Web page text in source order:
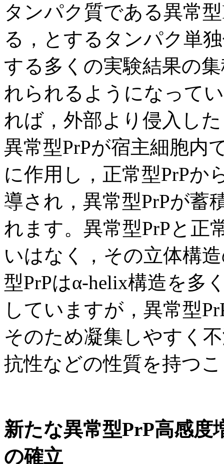
タンパク質である異常
る，とするタンパク単
する多くの実験結果の
れられるようになって
れば，外部より侵入し
異常型PrPが宿主細胞内
に作用し，正常型PrPか
導され，異常型PrPが蓄
れます。異常型PrPと正
いはなく，その立体構
型PrPはα-helix構造を多
していますが，異常型
そのため凝集しやすく
抗性などの性質を持つ
新たな異常型PrP高感度
の確立